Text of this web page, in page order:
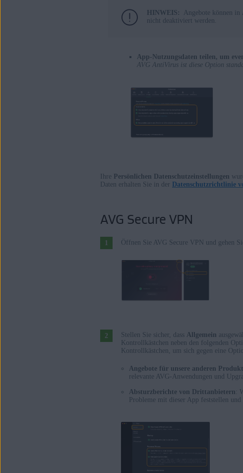
HINWEIS: Angebote können in
nicht deaktiviert werden.
App-Nutzungsdaten teilen, um
AVG AntiVirus ist diese Option
Ihre Persönlichen Datenschutzeinstellungen
Daten erhalten Sie in der
Datenschutzrichtlinie
AVG Secure VPN
Öffnen Sie AVG Secure VPN und gehen
Stellen Sie sicher, dass Allgemein
Kontrollkästchen neben den folgenden
Kontrollkästchen, um sich gegen eine
Angebote für unsere anderen
relevante AVG-Anwendungen und
Absturzberichte von Drittanbietern :
Probleme mit dieser App feststellen und